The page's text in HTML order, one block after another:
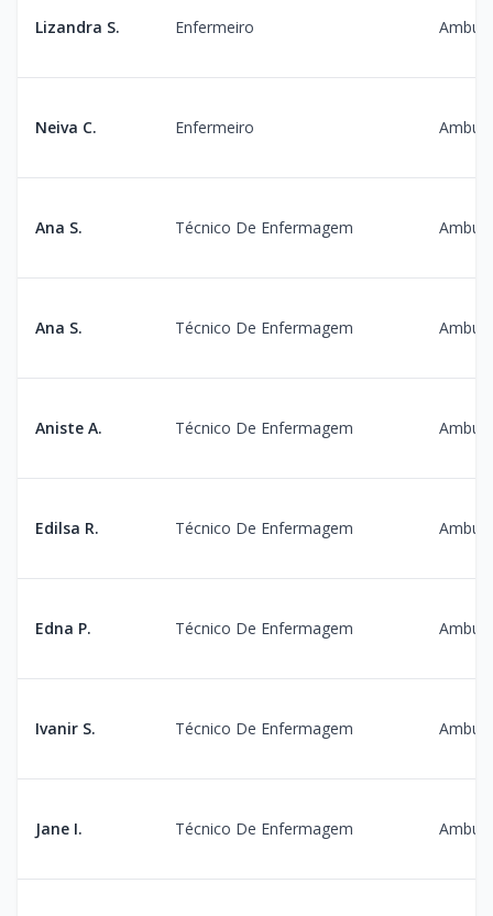
Lizandra S. Enfermeiro
Neiva C. Enfermeiro
Ana S. Técnico De Enfermagem
Ana S. Técnico De Enfermagem
Aniste A. Técnico De Enfermagem
Edilsa R. Técnico De Enfermagem
Edna P. Técnico De Enfermagem
Ivanir S. Técnico De Enfermagem
Jane I. Técnico De Enfermagem